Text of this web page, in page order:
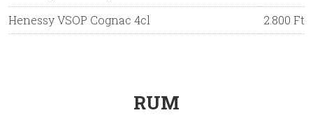
Henessy VSOP Cognac 4cl
2.800 Ft
RUM